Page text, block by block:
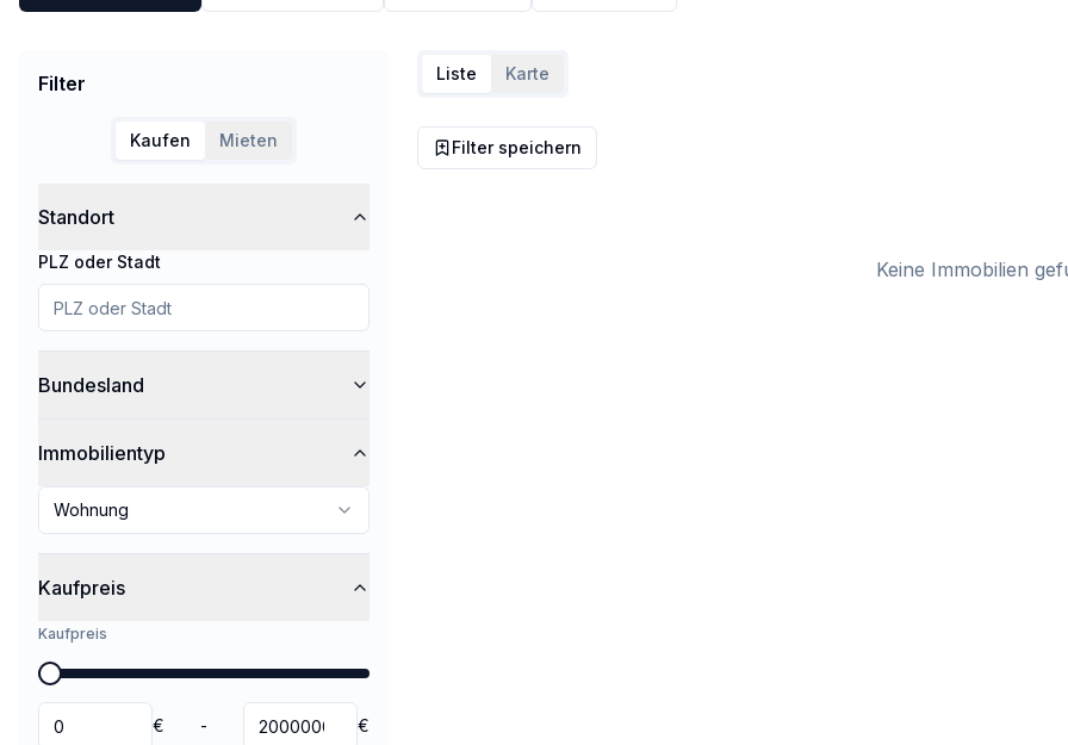
Filter
Kaufen Mieten
Standort
PLZ oder Stadt
Bundesland
Immobilientyp
Wohnung
Kaufpreis
Kaufpreis
€ - €
Liste Karte
Filter speichern
Keine Immobilien